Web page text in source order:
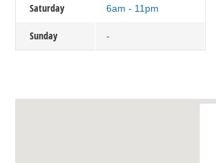
Saturday 6am - 11pm
Sunday -